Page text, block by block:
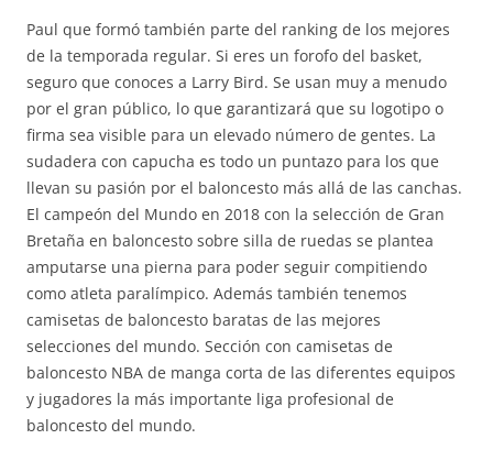
Paul que formó también parte del ranking de los mejores
de la temporada regular. Si eres un forofo del basket,
seguro que conoces a Larry Bird. Se usan muy a menudo
por el gran público, lo que garantizará que su logotipo o
firma sea visible para un elevado número de gentes. La
sudadera con capucha es todo un puntazo para los que
llevan su pasión por el baloncesto más allá de las canchas.
El campeón del Mundo en 2018 con la selección de Gran
Bretaña en baloncesto sobre silla de ruedas se plantea
amputarse una pierna para poder seguir compitiendo
como atleta paralímpico. Además también tenemos
camisetas de baloncesto baratas de las mejores
selecciones del mundo. Sección con camisetas de
baloncesto NBA de manga corta de las diferentes equipos
y jugadores la más importante liga profesional de
baloncesto del mundo.